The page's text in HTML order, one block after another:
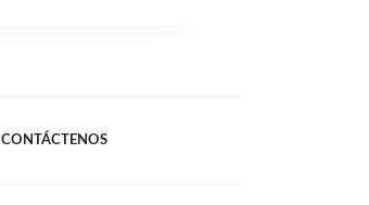
CONTÁCTENOS